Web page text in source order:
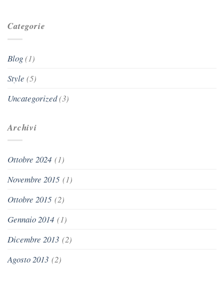
Categorie
Blog(1)
Style (5)
Uncategorized(3)
Archivi
Ottobre 2024 (1)
Novembre 2015(1)
Ottobre 2015(2)
Gennaio 2014 (1)
Dicembre 2013 (2)
Agosto 2013 (2)